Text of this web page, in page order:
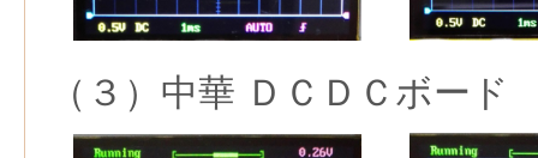
（３）中華 ＤＣＤＣボード